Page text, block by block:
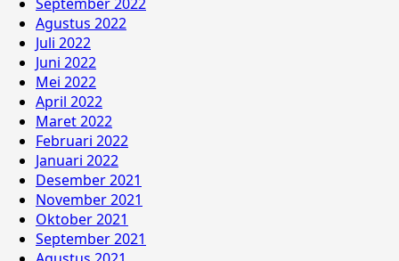
Agustus 2022
Juli 2022
Juni 2022
Mei 2022
April 2022
Maret 2022
Februari 2022
Januari 2022
Desember 2021
November 2021
Oktober 2021
September 2021